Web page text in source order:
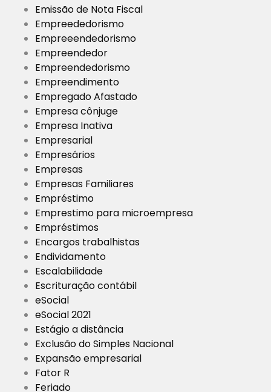
Emissão de Nota Fiscal
Empreededorismo
Empreeendedorismo
Empreendedor
Empreendedorismo
Empreendimento
Empregado Afastado
Empresa cônjuge
Empresa Inativa
Empresarial
Empresários
Empresas
Empresas Familiares
Empréstimo
Emprestimo para microempresa
Empréstimos
Encargos trabalhistas
Endividamento
Escalabilidade
Escrituração contábil
eSocial
eSocial 2021
Estágio a distância
Exclusão do Simples Nacional
Expansão empresarial
Fator R
Feriado